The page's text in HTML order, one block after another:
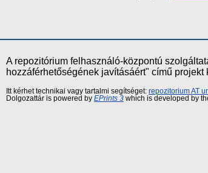
A repozitórium felhasználó-központú
hozzáférhetőségének javításáért" című
Itt kérhet technikai vagy tartalmi segítséget: repozitorium AT
Dolgozattár is powered by EPrints 3 which is developed by